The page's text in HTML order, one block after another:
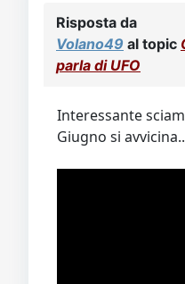
Risposta da
Volano49 al topic
parla di UFO
Interessante
Giugno si